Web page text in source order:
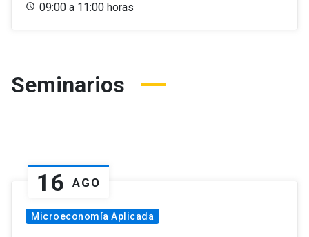
09:00 a 11:00 horas
Seminarios
16 AGO
Microeconomía Aplicada